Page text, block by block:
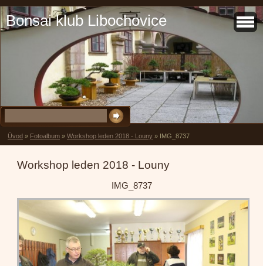
Bonsai klub Libochovice
Úvod » Fotoalbum » Workshop leden 2018 - Louny » IMG_8737
Workshop leden 2018 - Louny
IMG_8737